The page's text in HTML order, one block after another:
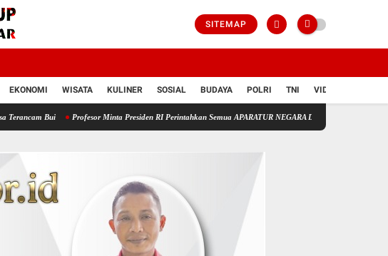
SITEMAP
EKONOMI WISATA KULINER SOSIAL BUDAYA POLRI TNI VIDIO
Profesor Minta Presiden RI Perintahkan Semua APARATUR NEGARA Di Seluruh Indonesia Tertibkan